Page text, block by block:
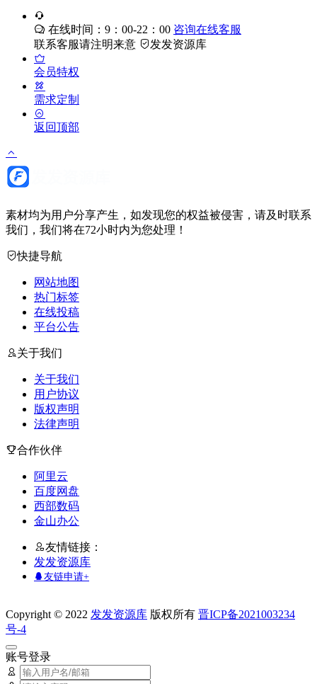
在线时间：9：00-22：00 咨询在线客服
联系客服请注明来意
发发资源库
会员特权
需求定制
返回顶部
素材均为用户分享产生，如发现您的权益被侵害，请及时联系
我们，我们将在72小时内为您处理！
快捷导航
网站地图
热门标签
在线投稿
平台公告
关于我们
关于我们
用户协议
版权声明
法律声明
合作伙伴
阿里云
百度网盘
西部数码
金山办公
友情链接：
发发资源库
友链申请+
Copyright © 2022 发发资源库 版权所有 晋ICP备2021003234
号-4
账号登录